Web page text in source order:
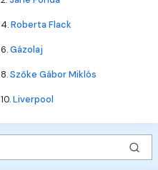
4.Roberta Flack
6.Gázolaj
8.Szőke Gábor Miklós
10.Liverpool